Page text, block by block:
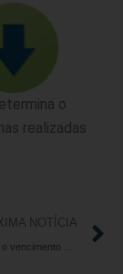
o
realizadas
NOTÍCIA